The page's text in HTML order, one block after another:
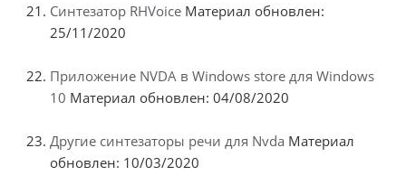
Синтезатор RHVoice Материал обновлен:
25/11/2020
Приложение NVDA в Windows store для Windows
10 Материал обновлен: 04/08/2020
Другие синтезаторы речи для Nvda Материал
обновлен: 10/03/2020